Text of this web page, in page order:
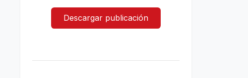
Descargar publicación